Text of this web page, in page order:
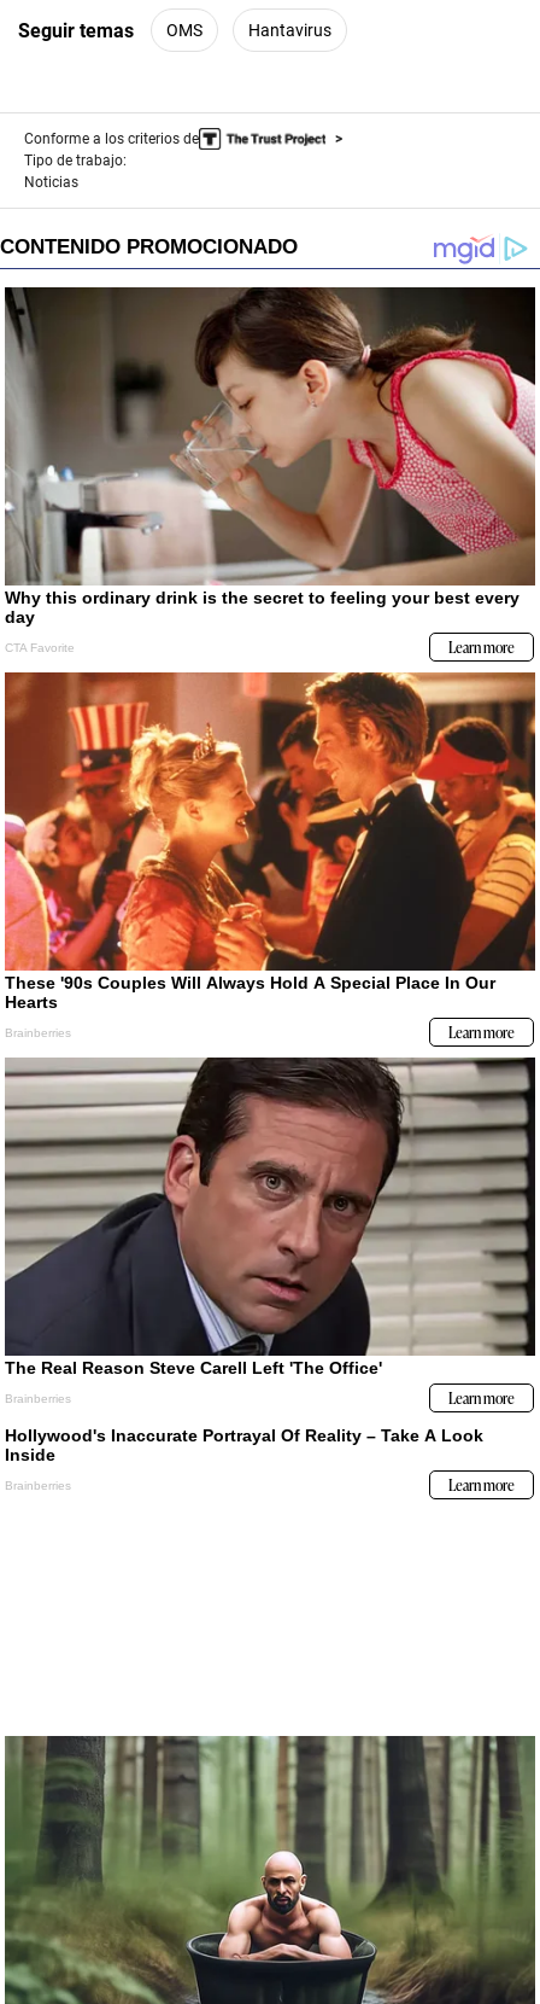
Seguir temas OMS Hantavirus
Conforme a los criterios de
Tipo de trabajo:
Noticias